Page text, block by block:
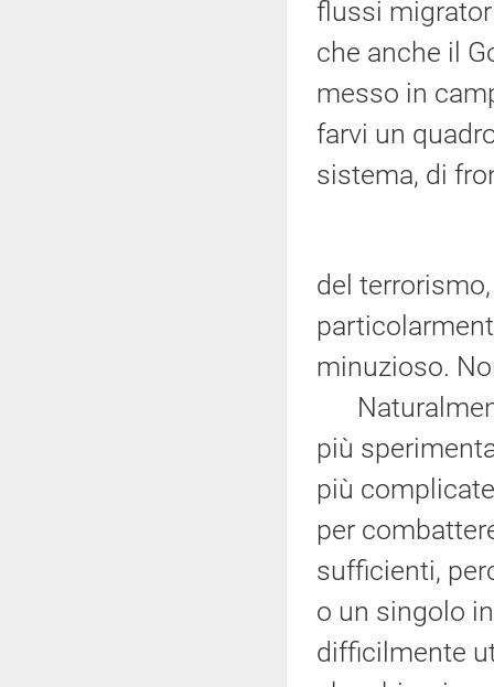
flussi
che anche il
messo in
farvi un
sistema, di
del
minuzioso.
più
più
per
sufficienti,
o un singolo
difficilmente